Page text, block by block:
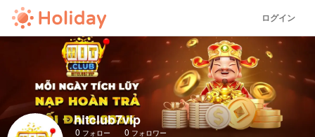
ログイン
hitclub7vip
0 フォロー 0 フォロワー